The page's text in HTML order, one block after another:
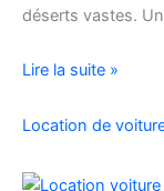
déserts vastes.
location
voiture
au
Lire la suite »
Location de